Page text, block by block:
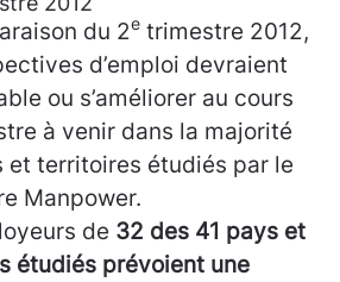
du 2e trimestre 2012,
d’emploi devraient
ou s’améliorer au cours
à venir dans la majorité
et territoires étudiés par le
Manpower.
de 32 des 41 pays et
étudiés prévoient une